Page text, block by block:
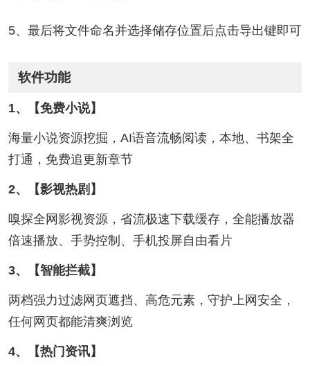
5、最后将文件命名并选择储存位置后点击导出键即可
软件功能
1、【免费小说】
海量小说资源挖掘，AI语音流畅阅读，本地、书架全
打通，免费追更新章节
2、【影视热剧】
嗅探全网影视资源，省流极速下载缓存，全能播放器
倍速播放、手势控制、手机投屏自由看片
3、【智能拦截】
两档强力过滤网页遮挡、高危元素，守护上网安全，
任何网页都能清爽浏览
4、【热门资讯】